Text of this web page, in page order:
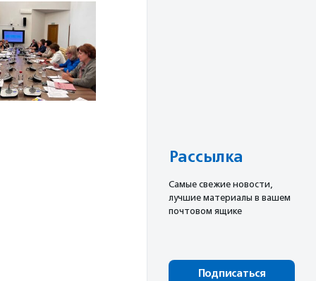
Рассылка
Cамые свежие новости,
лучшие материалы в вашем
почтовом ящике
Подписаться